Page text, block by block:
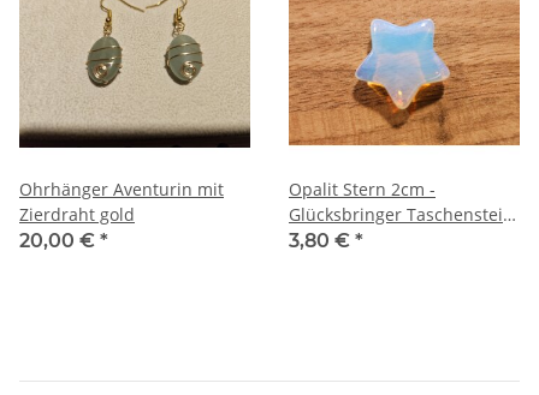
Ohrhänger Aventurin mit
Zierdraht gold
20,00 € *
Opalit Stern 2cm -
Glücksbringer Taschenstein
Handschmeichler
3,80 € *